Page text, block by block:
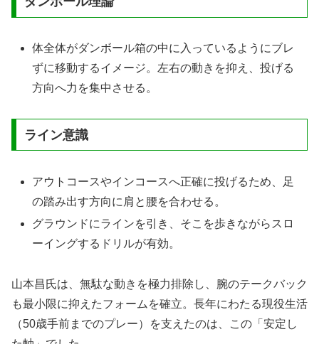
体全体がダンボール箱の中に入っているようにブレ
ずに移動するイメージ。左右の動きを抑え、投げる
方向へ力を集中させる。
ライン意識
アウトコースやインコースへ正確に投げるため、足
の踏み出す方向に肩と腰を合わせる。
グラウンドにラインを引き、そこを歩きながらスロ
ーイングするドリルが有効。
山本昌氏は、無駄な動きを極力排除し、腕のテークバック
も最小限に抑えたフォームを確立。長年にわたる現役生活
（50歳手前までのプレー）を支えたのは、この「安定し